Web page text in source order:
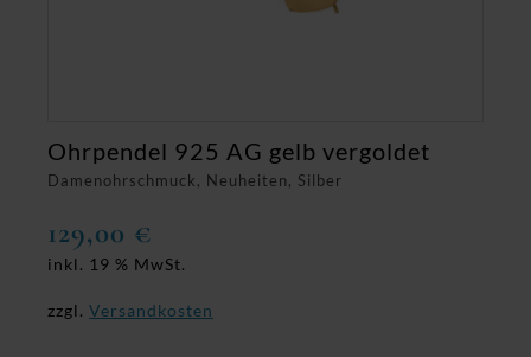
Damenohrschmuck, Neuheiten, Silber
Ohrpendel 925 AG gelb vergoldet
129,00 €
inkl. 19 % MwSt.
zzgl. Versandkosten